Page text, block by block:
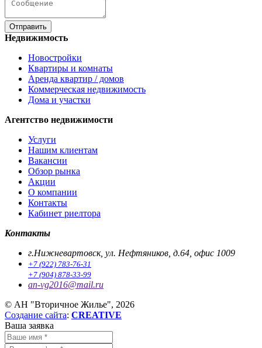
Отправить
Недвижимость
Новостройки
Квартиры и комнаты
Аренда квартир / домов
Коммерческая недвижимость
Дома и участки
Агентство недвижимости
Услуги
Нашим клиентам
Вакансии
Обзор рынка
Акции
О компании
Контакты
Кабинет риелтора
Контакты
г.Нижневартовск, ул. Нефтяников, д.64, офис 1009
+7 (922) 783-76-31
+7 (904) 878-33-99
an-vg2016@mail.ru
© АН "Вторичное Жилье", 2026
Создание сайта: CREATIVE
Ваша заявка